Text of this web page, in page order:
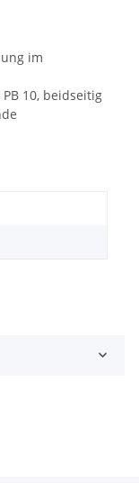
im
PB 10, beidseitig